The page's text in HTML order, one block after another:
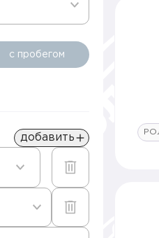
с пробегом
добавить